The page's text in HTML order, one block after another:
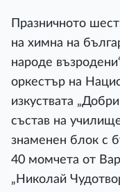
Празничното
на химна на
народе
оркестър на
изкуствата
състав на
знаменен блок с
40 момчета от
„Николай